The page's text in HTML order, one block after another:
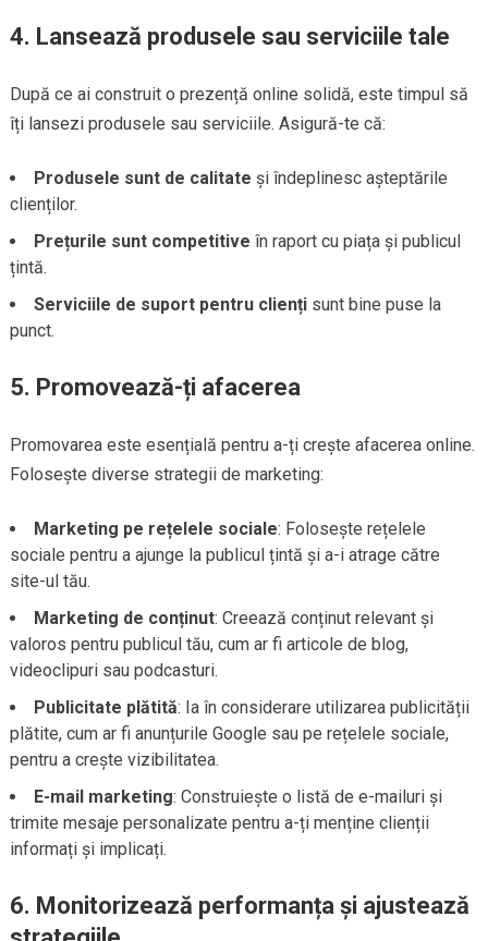
4. Lansează produsele sau serviciile tale
După ce ai construit o prezență online solidă, este timpul să
îți lansezi produsele sau serviciile. Asigură-te că:
Produsele sunt de calitate și îndeplinesc așteptările
clienților.
Prețurile sunt competitive în raport cu piața și publicul
țintă.
Serviciile de suport pentru cliențisunt bine puse la
punct.
5. Promovează-ți afacerea
Promovarea este esențială pentru a-ți crește afacerea online.
Folosește diverse strategii de marketing:
Marketing pe rețelele sociale: Folosește rețelele
sociale pentru a ajunge la publicul țintă și a-i atrage către
site-ul tău.
Marketing de conținut: Creează conținut relevant și
valoros pentru publicul tău, cum ar fi articole de blog,
videoclipuri sau podcasturi.
Publicitate plătită: Ia în considerare utilizarea publicității
plătite, cum ar fi anunțurile Google sau pe rețelele sociale,
pentru a crește vizibilitatea.
E-mail marketing: Construiește o listă de e-mailuri și
trimite mesaje personalizate pentru a-ți menține clienții
informați și implicați.
6. Monitorizează performanța și ajustează